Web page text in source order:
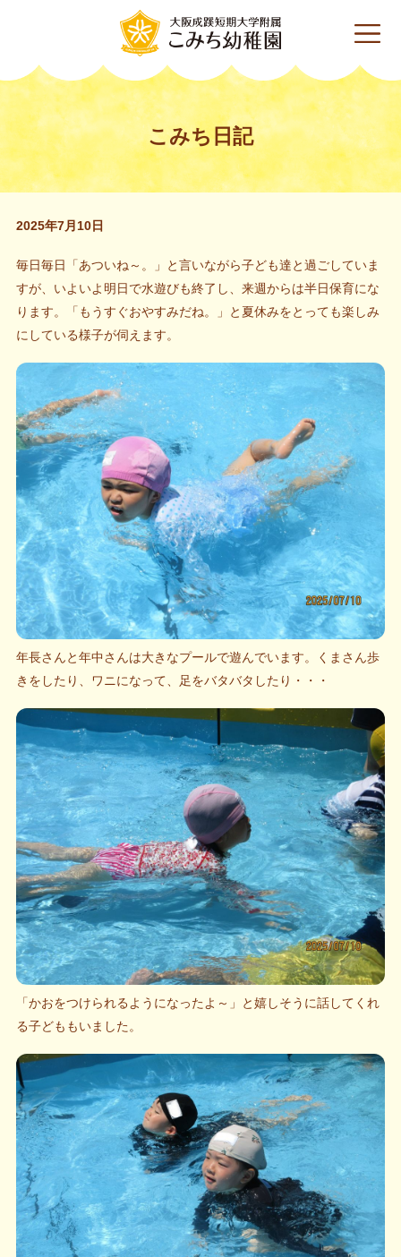
こみち日記
2025年7月10日
毎日毎日「あついね～。」と言いながら子ども達と過ごしていま
すが、いよいよ明日で水遊びも終了し、来週からは半日保育にな
ります。「もうすぐおやすみだね。」と夏休みをとっても楽しみ
にしている様子が伺えます。
年長さんと年中さんは大きなプールで遊んでいます。くまさん歩
きをしたり、ワニになって、足をバタバタしたり・・・
「かおをつけられるようになったよ～」と嬉しそうに話してくれ
る子どももいました。